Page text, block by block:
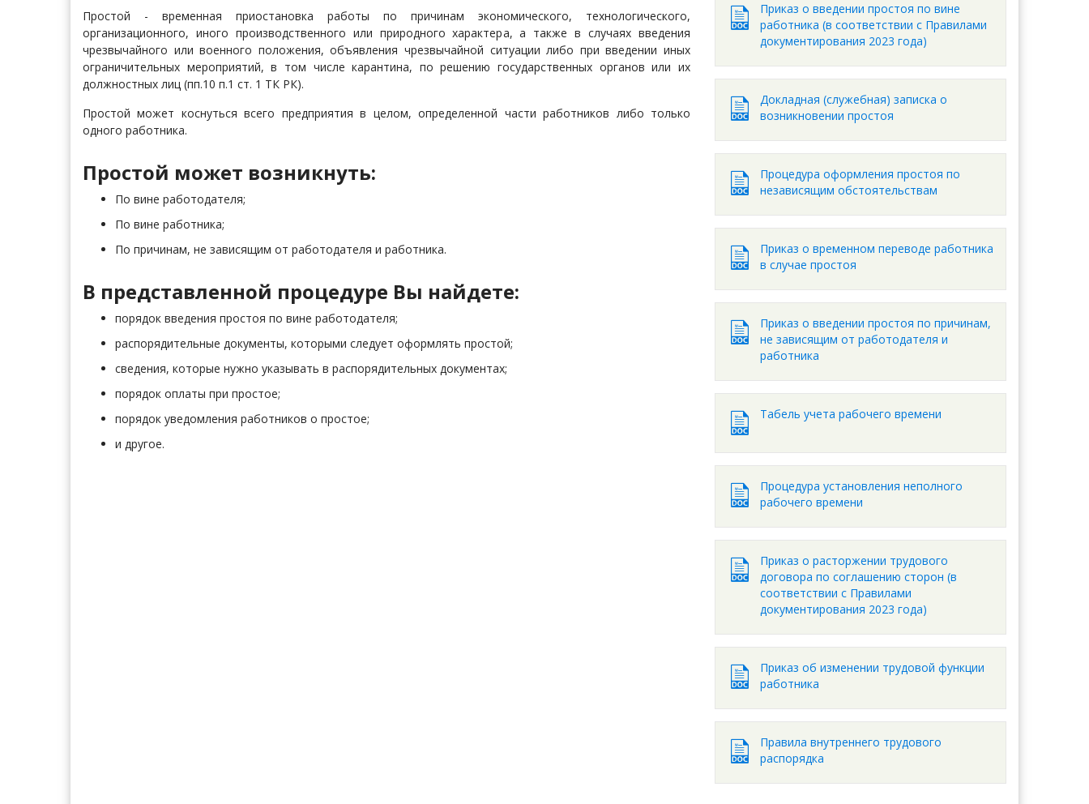
Простой - временная приостановка работы по причинам экономического, технологического,
организационного, иного производственного или природного характера, а также в случаях введения
чрезвычайного или военного положения, объявления чрезвычайной ситуации либо при введении иных
ограничительных мероприятий, в том числе карантина, по решению государственных органов или их
должностных лиц (пп.10 п.1 ст. 1 ТК РК).
Простой может коснуться всего предприятия в целом, определенной части работников либо только
одного работника.
Простой может возникнуть:
По вине работодателя;
По вине работника;
По причинам, не зависящим от работодателя и работника.
В представленной процедуре Вы найдете:
порядок введения простоя по вине работодателя;
распорядительные документы, которыми следует оформлять простой;
сведения, которые нужно указывать в распорядительных документах;
порядок оплаты при простое;
порядок уведомления работников о простое;
и другое.
Приказ о введении простоя по вине
работника (в соответствии с Правилами
документирования 2023 года)
Докладная (служебная) записка о
возникновении простоя
Процедура оформления простоя по
независящим обстоятельствам
Приказ о временном переводе работника
в случае простоя
Приказ о введении простоя по причинам,
не зависящим от работодателя и
работника
Табель учета рабочего времени
Процедура установления неполного
рабочего времени
Приказ о расторжении трудового
договора по соглашению сторон (в
соответствии с Правилами
документирования 2023 года)
Приказ об изменении трудовой функции
работника
Правила внутреннего трудового
распорядка